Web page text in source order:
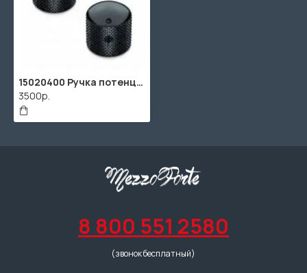
15020400 Ручка потенциометра, черный хром (2шт), Schaller
3500р.
8 800 551 2580
(звонок бесплатный)